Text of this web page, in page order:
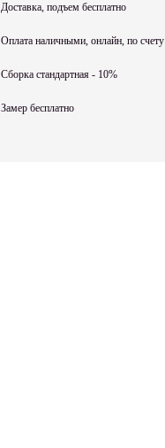
Доставка, подъем бесплатно
Оплата наличными, онлайн, по счету
Сборка стандартная - 10%
Замер бесплатно